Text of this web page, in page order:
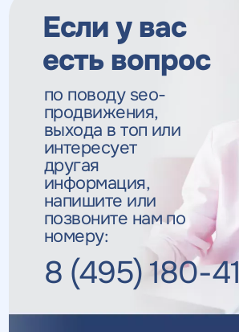
Если у вас
есть вопрос
по поводу seo-
продвижения,
выхода в топ или
интересует
другая
информация,
напишите или
позвоните нам по
номеру:
8 (495) 180-